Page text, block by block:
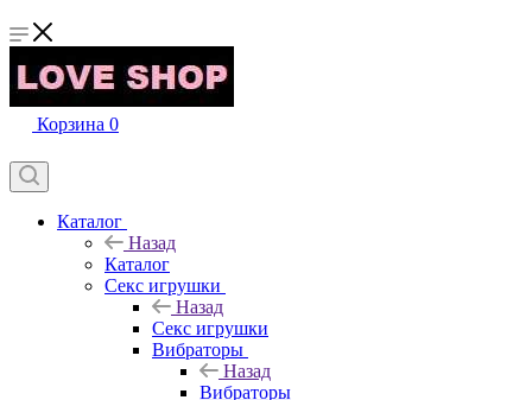
Корзина 0
Каталог
Назад
Каталог
Секс игрушки
Назад
Секс игрушки
Вибраторы
Назад
Вибраторы